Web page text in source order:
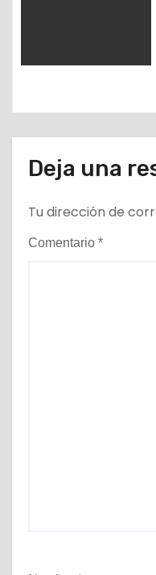
t
r
d
Deja una
Tu dirección de
Comentario *